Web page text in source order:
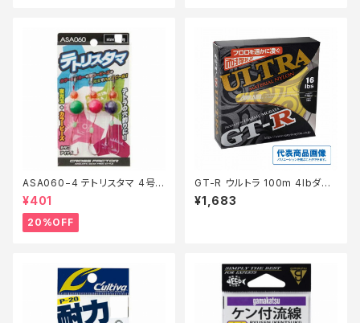
ASA060−4 テトリスタマ 4号
【特価仕掛】【20】
¥401
20%OFF
GT-R ウルトラ 100m 4lbダー
クグリーン
¥1,683